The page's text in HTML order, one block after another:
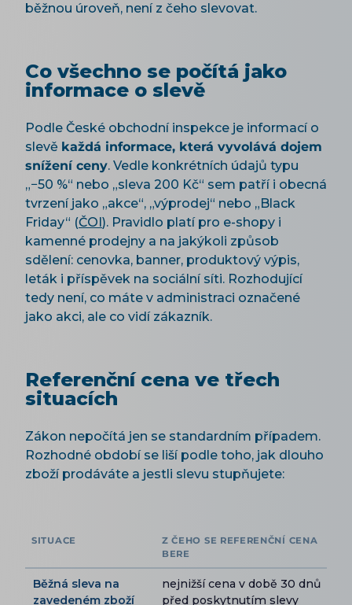
běžnou úroveň, není z čeho slevovat.
Co všechno se počítá jako
informace o slevě
Podle České obchodní inspekce je informací o
slevě každá informace, která vyvolává dojem
snížení ceny. Vedle konkrétních údajů typu
„−50 %“ nebo „sleva 200 Kč“ sem patří i obecná
tvrzení jako „akce“, „výprodej“ nebo „Black
Friday“ (ČOI). Pravidlo platí pro e-shopy i
kamenné prodejny a na jakýkoli způsob
sdělení: cenovka, banner, produktový výpis,
leták i příspěvek na sociální síti. Rozhodující
tedy není, co máte v administraci označené
jako akci, ale co vidí zákazník.
Referenční cena ve třech
situacích
Zákon nepočítá jen se standardním případem.
Rozhodné období se liší podle toho, jak dlouho
zboží prodáváte a jestli slevu stupňujete:
SITUACE
Z ČEHO SE REFERENČNÍ CENA
BERE
Běžná sleva na
zavedeném zboží
nejnižší cena v době 30 dnů
před poskytnutím slevy